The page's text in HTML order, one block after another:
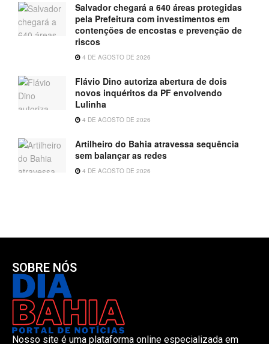
Salvador chegará a 640 áreas protegidas
pela Prefeitura com investimentos em
contenções de encostas e prevenção de
riscos
4 DE AGOSTO DE 2026
Flávio Dino autoriza abertura de dois
novos inquéritos da PF envolvendo
Lulinha
4 DE AGOSTO DE 2026
Artilheiro do Bahia atravessa sequência
sem balançar as redes
4 DE AGOSTO DE 2026
SOBRE NÓS
Nosso site é uma plataforma online especializada em